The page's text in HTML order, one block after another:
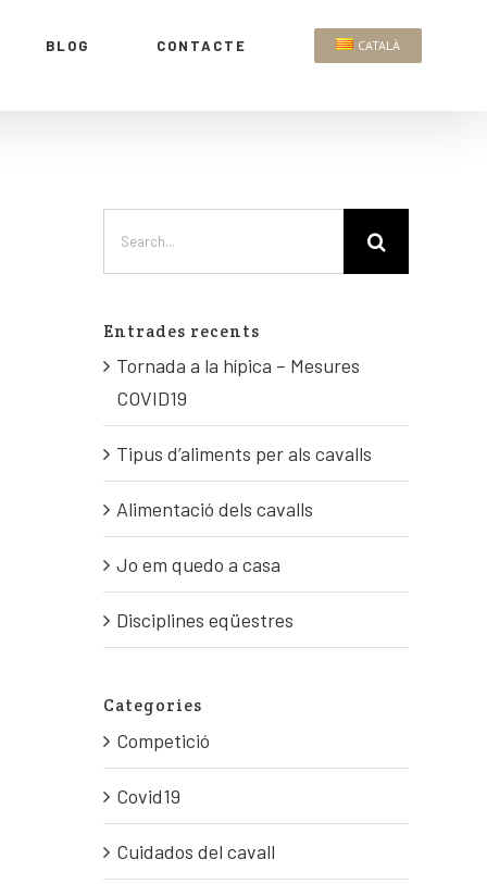
BLOG CONTACTE CATALÀ
Entrades recents
Tornada a la hípica – Mesures
COVID19
Tipus d’aliments per als cavalls
Alimentació dels cavalls
Jo em quedo a casa
Disciplines eqüestres
Categories
Competició
Covid19
Cuidados del cavall